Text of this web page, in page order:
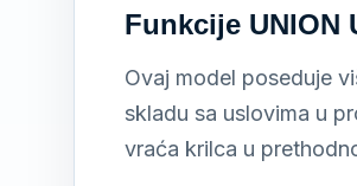
Funkcije UNION
Ovaj model poseduje
skladu sa uslovima u
vraća krilca u